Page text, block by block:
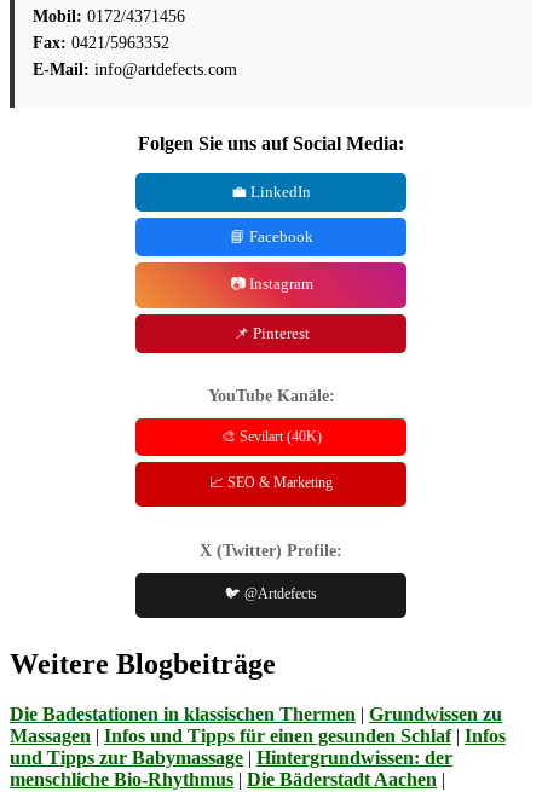
Mobil: 0172/4371456
Fax: 0421/5963352
E-Mail: info@artdefects.com
Folgen Sie uns auf Social Media:
💼 LinkedIn
📘 Facebook
📷 Instagram
📌 Pinterest
YouTube Kanäle:
🎨 Sevilart (40K)
📈 SEO & Marketing
X (Twitter) Profile:
🐦 @Artdefects
Weitere Blogbeiträge
Die Badestationen in klassischen Thermen | Grundwissen zu
Massagen | Infos und Tipps für einen gesunden Schlaf| Infos
und Tipps zur Babymassage | Hintergrundwissen: der
menschliche Bio-Rhythmus | Die Bäderstadt Aachen |